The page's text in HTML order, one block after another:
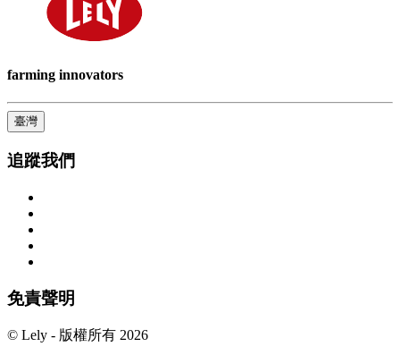
farming innovators
臺灣
追蹤我們
免責聲明
© Lely - 版權所有 2026